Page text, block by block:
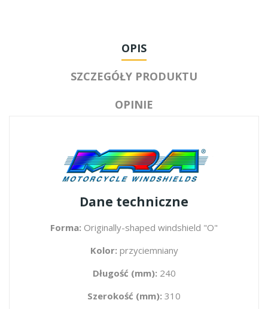
OPIS
SZCZEGÓŁY PRODUKTU
OPINIE
Dane techniczne
Forma: Originally-shaped windshield "O"
Kolor: przyciemniany
Długość (mm): 240
Szerokość (mm): 310